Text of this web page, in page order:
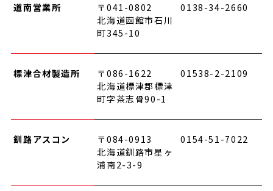
道南営業所
〒041-0802
北海道函館市石川
町345-10
0138-34-2660
標津合材製造所
〒086-1622
北海道標津郡標津
町字茶志骨90-1
01538-2-2109
釧路アスコン
〒084-0913
北海道釧路市星ヶ
浦南2-3-9
0154-51-7022